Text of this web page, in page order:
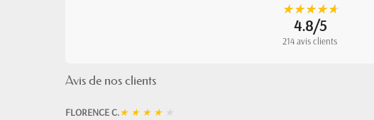
★
★★
★★
★★
★★
★
4.8/5
214 avis clients
Avis de nos clients
FLORENCE C.★ ★ ★ ★ ★